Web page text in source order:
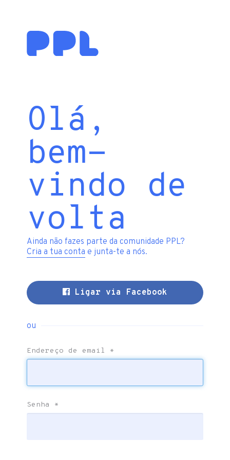
Olá,
bem-
vindo de
volta
Ainda não fazes parte da comunidade PPL?
Cria a tua conta e junta-te a nós.
Ligar via Facebook
ou
Endereço de email *
Senha *